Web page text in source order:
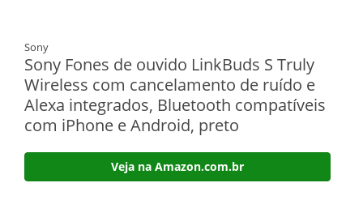
Sony
Sony Fones de ouvido LinkBuds S Truly
Wireless com cancelamento de ruído e
Alexa integrados, Bluetooth compatíveis
com iPhone e Android, preto
Veja na Amazon.com.br